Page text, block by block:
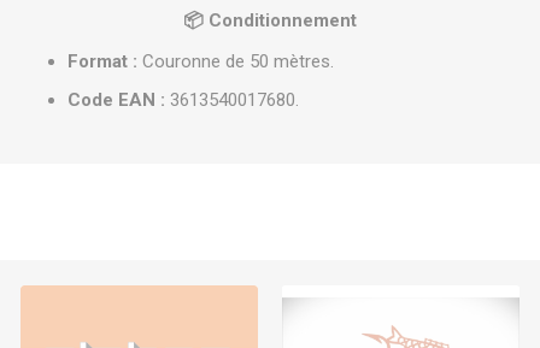
📦 Conditionnement
Format : Couronne de 50 mètres.
Code EAN : 3613540017680.